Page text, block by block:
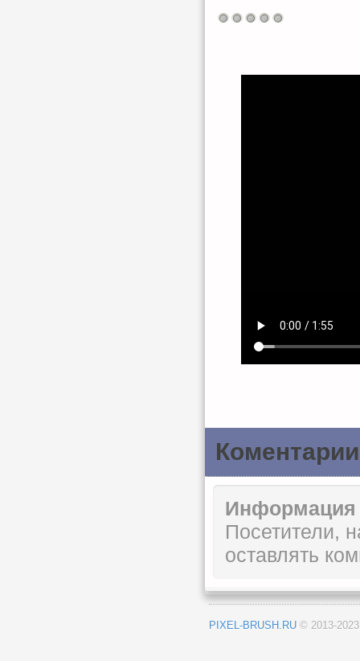
Коментарии
Информация
Посетители,
оставлять
PIXEL-BRUSH.RU © 2013-